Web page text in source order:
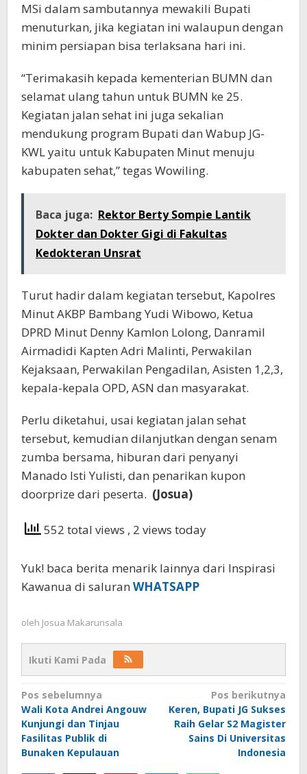
MSi dalam sambutannya mewakili Bupati
menuturkan, jika kegiatan ini walaupun dengan
minim persiapan bisa terlaksana hari ini.
“Terimakasih kepada kementerian BUMN dan
selamat ulang tahun untuk BUMN ke 25.
Kegiatan jalan sehat ini juga sekalian
mendukung program Bupati dan Wabup JG-
KWL yaitu untuk Kabupaten Minut menuju
kabupaten sehat,” tegas Wowiling.
Baca juga: Rektor Berty Sompie Lantik
Dokter dan Dokter Gigi di Fakultas
Kedokteran Unsrat
Turut hadir dalam kegiatan tersebut, Kapolres
Minut AKBP Bambang Yudi Wibowo, Ketua
DPRD Minut Denny Kamlon Lolong, Danramil
Airmadidi Kapten Adri Malinti, Perwakilan
Kejaksaan, Perwakilan Pengadilan, Asisten 1,2,3,
kepala-kepala OPD, ASN dan masyarakat.
Perlu diketahui, usai kegiatan jalan sehat
tersebut, kemudian dilanjutkan dengan senam
zumba bersama, hiburan dari penyanyi
Manado Isti Yulisti, dan penarikan kupon
doorprize dari peserta. (Josua)
552 total views , 2 views today
Yuk! baca berita menarik lainnya dari Inspirasi
Kawanua di saluran WHATSAPP
oleh Josua Makarunsala
Ikuti Kami Pada
Navigasi
pos
Pos sebelumnya
Wali Kota Andrei Angouw
Kunjungi dan Tinjau
Fasilitas Publik di
Bunaken Kepulauan
Pos berikutnya
Keren, Bupati JG Sukses
Raih Gelar S2 Magister
Sains Di Universitas
Indonesia